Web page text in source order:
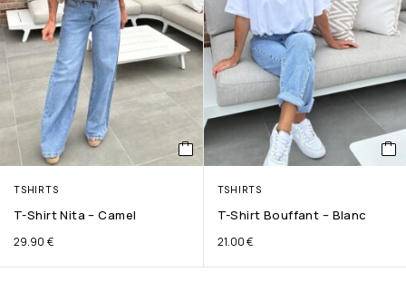
TSHIRTS
T-Shirt Nita – Camel
29.90 €
TSHIRTS
T-Shirt Bouffant – Blanc
21.00€